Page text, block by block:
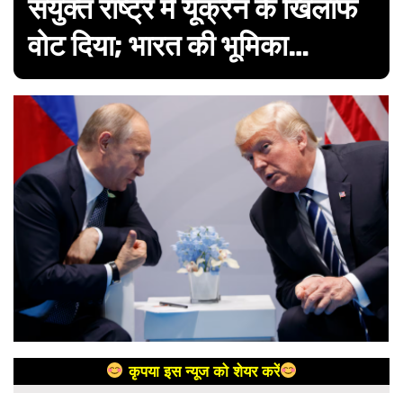
संयुक्त राष्ट्र में यूक्रेन के खिलाफ
वोट दिया; भारत की भूमिका…
कृपया इस न्यूज को शेयर करें